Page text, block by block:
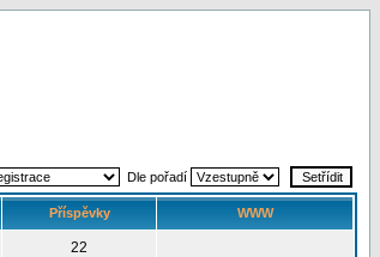
Dle pořadí
Příspěvky WWW
22